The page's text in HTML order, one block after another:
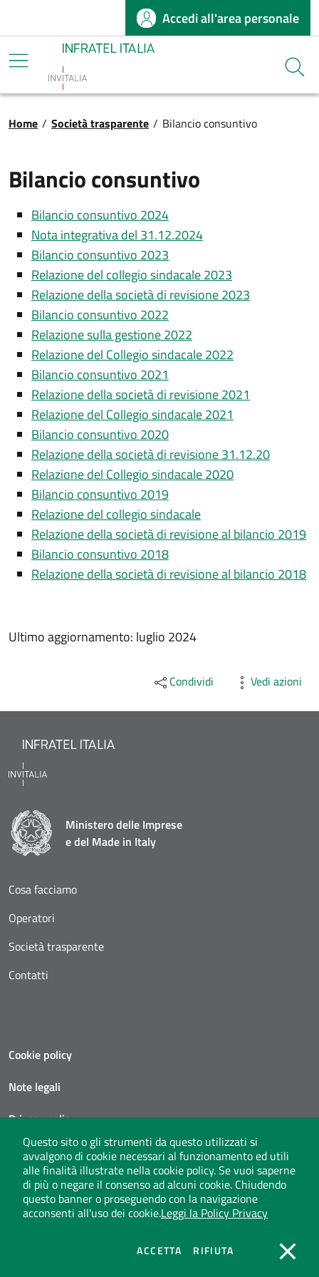
Salta al contenuto principaleAccedi all'area personale
Infratel
Briciole di pane
Home / Società trasparente / Bilancio consuntivo
Bilancio consuntivo
Bilancio consuntivo 2024
Nota integrativa del 31.12.2024
Bilancio consuntivo 2023
Relazione del collegio sindacale 2023
Relazione della società di revisione 2023
Bilancio consuntivo 2022
Relazione sulla gestione 2022
Relazione del Collegio sindacale 2022
Bilancio consuntivo 2021
Relazione della società di revisione 2021
Relazione del Collegio sindacale 2021
Bilancio consuntivo 2020
Relazione della società di revisione 31.12.20
Relazione del Collegio sindacale 2020
Bilancio consuntivo 2019
Relazione del collegio sindacale
Relazione della società di revisione al bilancio 2019
Bilancio consuntivo 2018
Relazione della società di revisione al bilancio 2018
Ultimo aggiornamento: luglio 2024
Condividi Vedi azioni
Questo sito o gli strumenti da questo utilizzati si
avvalgono di cookie necessari al funzionamento ed utili
alle finalità illustrate nella cookie policy. Se vuoi saperne
di più o negare il consenso ad alcuni cookie. Chiudendo
questo banner o proseguendo con la navigazione
acconsenti all'uso dei cookie.Leggi la Policy Privacy
ACCETTA COOKIES
RIFIUTACOOKIES
Ministero delle Imprese
e del Made in Italy
Cosa facciamo
Operatori
Società trasparente
Contatti
Cookie policy
Note legali
Privacy policy
Social media policy
Privacy policy call center